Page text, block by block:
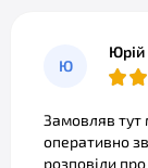
Ю
Юрій
Замовляв тут
оперативно
розповіли